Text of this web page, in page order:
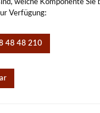
welche Komponente Sie
Verfügung:
48 48 210